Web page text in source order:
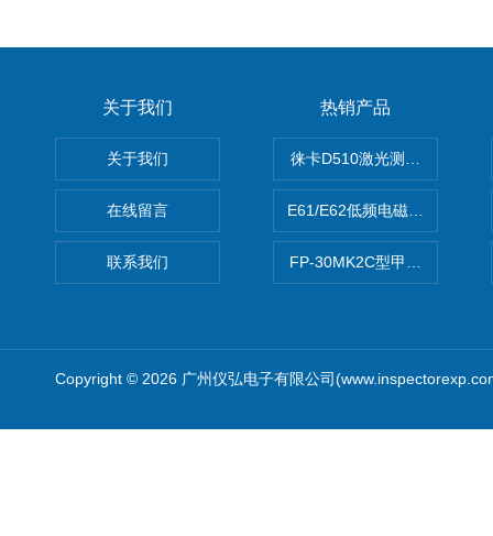
关于我们
关于我们
在线留言
联系我们
热销产品
徕卡D510激光测距仪
E61/E62低频电磁场强度分析
FP-30MK2C型甲醛检测仪
Copyright © 2026 广州仪弘电子有限公司